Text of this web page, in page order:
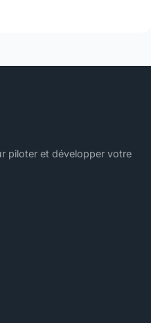
piloter et développer votre